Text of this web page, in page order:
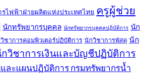
รไฟฟ้าฝ่ายผลิตแห่งประเทศไทย ครูผู้ช่วย
นักทรัพยากรบุคคล นักทรัพยากรบุคคลปฏิบัติการ นัก
ชาการคอมพิวเตอร์ปฏิบัติการ นักวิชาการพัสดุ นัก
วิชาการเงินและบัญชีปฏิบัติการ
ละแผนปฏิบัติการ กรมทรัพยากรน้ำ